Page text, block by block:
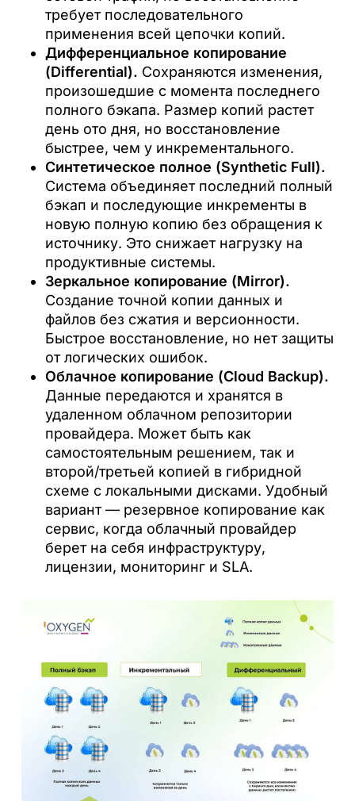
требует последовательного
применения всей цепочки копий.
Дифференциальное копирование
(Differential). Сохраняются изменения,
произошедшие с момента последнего
полного бэкапа. Размер копий растет
день ото дня, но восстановление
быстрее, чем у инкрементального.
Синтетическое полное (Synthetic Full).
Система объединяет последний полный
бэкап и последующие инкременты в
новую полную копию без обращения к
источнику. Это снижает нагрузку на
продуктивные системы.
Зеркальное копирование (Mirror).
Создание точной копии данных и
файлов без сжатия и версионности.
Быстрое восстановление, но нет защиты
от логических ошибок.
Облачное копирование (Cloud Backup).
Данные передаются и хранятся в
удаленном облачном репозитории
провайдера. Может быть как
самостоятельным решением, так и
второй/третьей копией в гибридной
схеме с локальными дисками. Удобный
вариант — резервное копирование как
сервис, когда облачный провайдер
берет на себя инфраструктуру,
лицензии, мониторинг и SLA.